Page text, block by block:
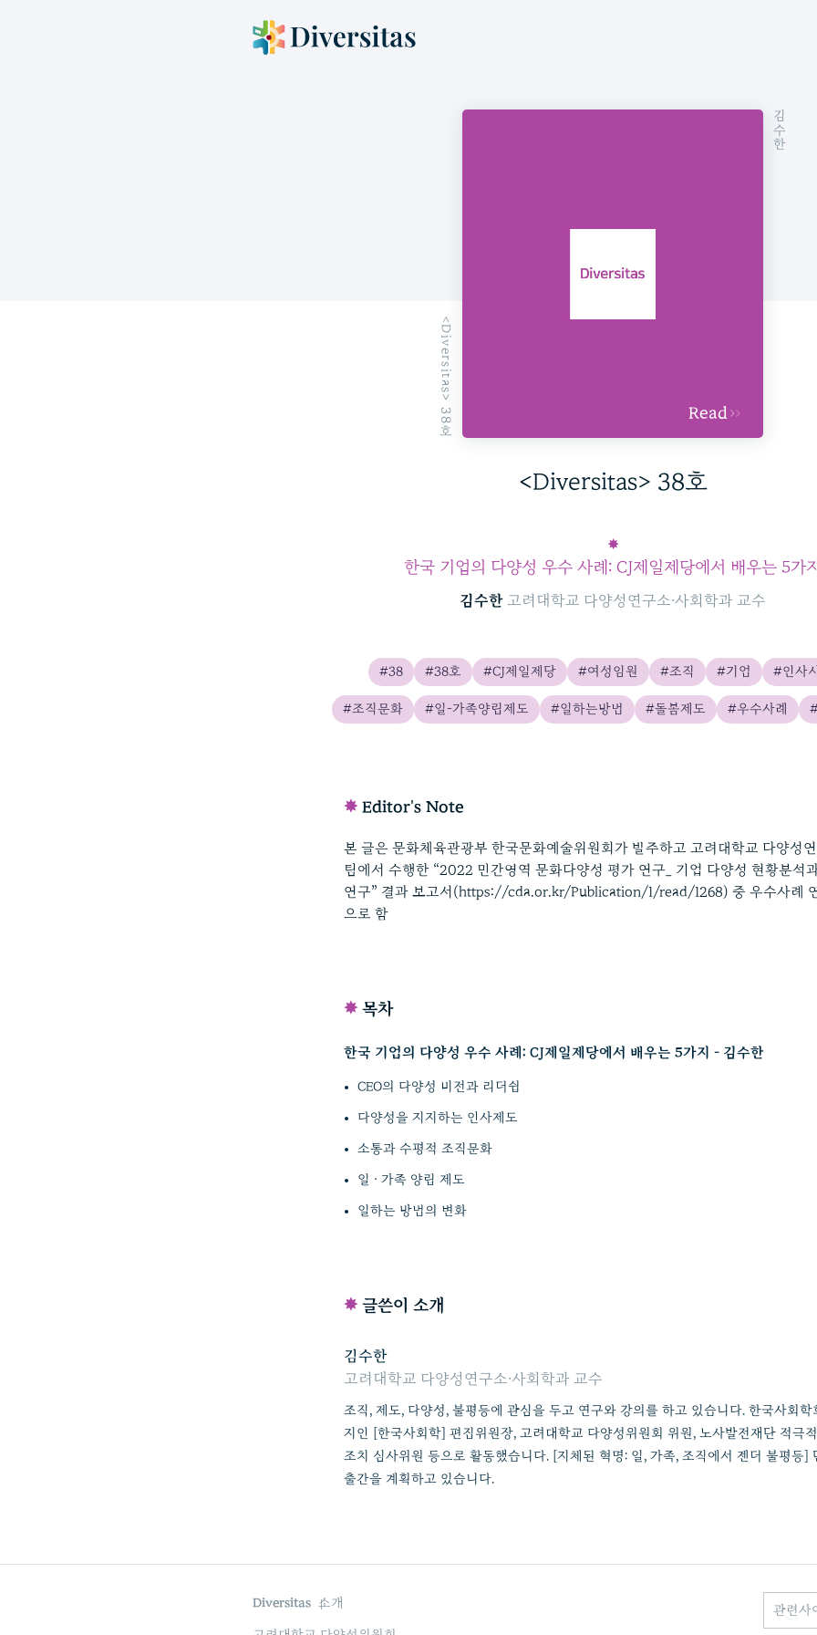
<Diversitas> 38호 Read
김수한
<Diversitas> 38호
✸
한국 기업의 다양성 우수 사례: CJ제일제당에서 배우는 5가지
김수한 고려대학교 다양성연구소∙사회학과 교수
#38 #38호 #CJ제일제당 #여성임원 #조직 #기업 #인사
#조직문화 #일-가족양립제도 #일하는방법 #돌봄제도 #우수사례
✸ Editor's Note
본 글은 문화체육관광부 한국문화예술위원회가 발주하고 고려대학교 다양성
팀에서 수행한 “2022 민간영역 문화다양성 평가 연구_ 기업 다양성 현황분석
연구” 결과 보고서(https://cda.or.kr/Publication/1/read/1268) 중 우수사례
✸ 목차
한국 기업의 다양성 우수 사례: CJ제일제당에서 배우는 5가지 - 김수한
CEO의 다양성 비전과 리더쉽
다양성을 지지하는 인사제도
소통과 수평적 조직문화
일 · 가족 양립 제도
일하는 방법의 변화
✸ 글쓴이 소개
김수한
고려대학교 다양성연구소∙사회학과 교수
조직, 제도, 다양성, 불평등에 관심을 두고 연구와 강의를 하고 있습니다. 한국사회학
지인 [한국사회학] 편집위원장, 고려대학교 다양성위원회 위원, 노사발전재단 적극
조치 심사위원 등으로 활동했습니다. [지체된 혁명: 일, 가족, 조직에서 젠더 불평등]
출간을 계획하고 있습니다.
Diversitas 소개
관련사